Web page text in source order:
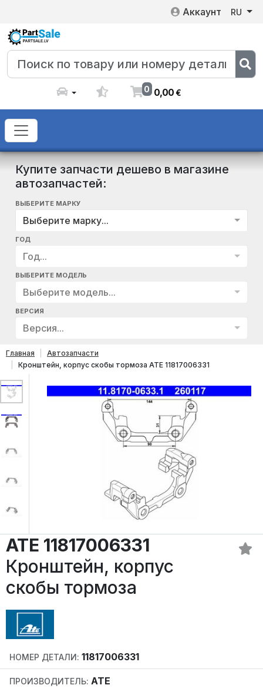
Аккаунт RU
0 0,00€
Купите запчасти дешево в магазине
автозапчастей:
ВЫБЕРИТЕ МАРКУ
Выберите марку...
ГОД
Год...
ВЫБЕРИТЕ МОДЕЛЬ
Выберите модель...
ВЕРСИЯ
Версия...
Главная
Автозапчасти
Кронштейн, корпус скобы тормоза ATE 11817006331
ATE 11817006331
Кронштейн, корпус
скобы тормоза
НОМЕР ДЕТАЛИ: 11817006331
ПРОИЗВОДИТЕЛЬ: ATE